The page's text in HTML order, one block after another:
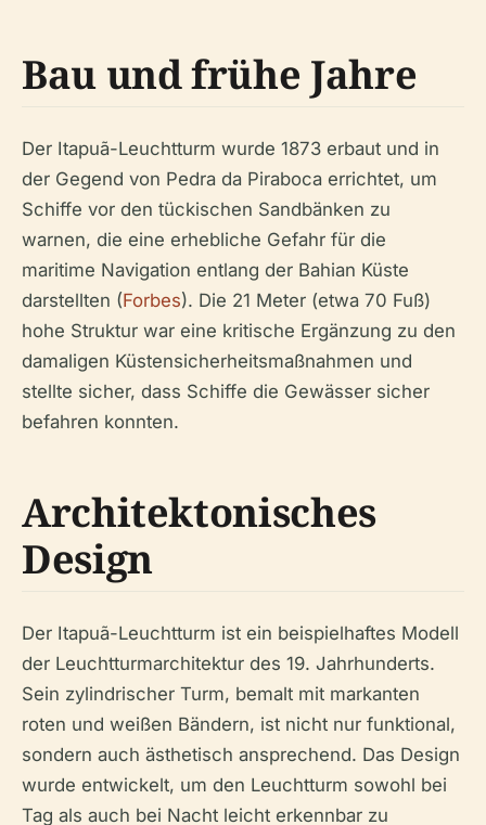
Bau und frühe Jahre
Der Itapuã-Leuchtturm wurde 1873 erbaut und in
der Gegend von Pedra da Piraboca errichtet, um
Schiffe vor den tückischen Sandbänken zu
warnen, die eine erhebliche Gefahr für die
maritime Navigation entlang der Bahian Küste
darstellten (Forbes). Die 21 Meter (etwa 70 Fuß)
hohe Struktur war eine kritische Ergänzung zu den
damaligen Küstensicherheitsmaßnahmen und
stellte sicher, dass Schiffe die Gewässer sicher
befahren konnten.
Architektonisches
Design
Der Itapuã-Leuchtturm ist ein beispielhaftes Modell
der Leuchtturmarchitektur des 19. Jahrhunderts.
Sein zylindrischer Turm, bemalt mit markanten
roten und weißen Bändern, ist nicht nur funktional,
sondern auch ästhetisch ansprechend. Das Design
wurde entwickelt, um den Leuchtturm sowohl bei
Tag als auch bei Nacht leicht erkennbar zu